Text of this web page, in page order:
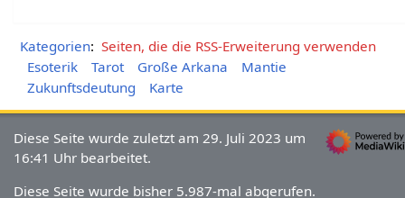
Kategorien: Seiten, die die RSS-Erweiterung verwenden
Esoterik
Tarot Große Arkana
Mantie
Zukunftsdeutung
Karte
Diese Seite wurde zuletzt am 29. Juli 2023 um
16:41 Uhr bearbeitet.
Diese Seite wurde bisher 5.987-mal abgerufen.